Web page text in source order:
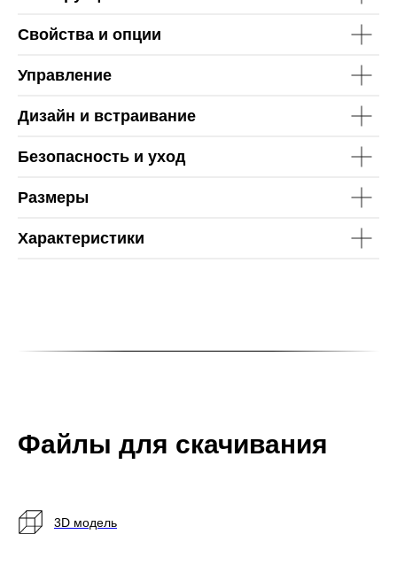
Свойства и опции
Управление
Дизайн и встраивание
Безопасность и уход
Размеры
Характеристики
Файлы для скачивания
3D модель